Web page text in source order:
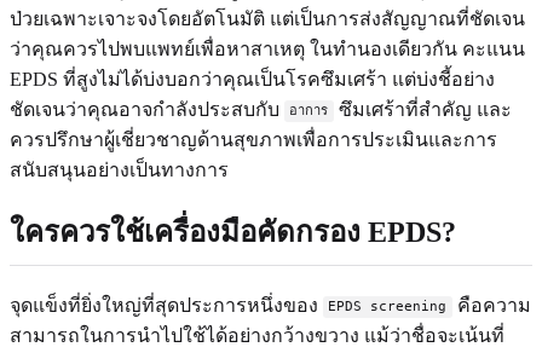
ป่วยเฉพาะเจาะจงโดยอัตโนมัติ แต่เป็นการส่งสัญญาณที่ชัดเจน
ว่าคุณควรไปพบแพทย์เพื่อหาสาเหตุ ในทำนองเดียวกัน คะแนน
EPDS ที่สูงไม่ได้บ่งบอกว่าคุณเป็นโรคซึมเศร้า แต่บ่งชี้อย่าง
ชัดเจนว่าคุณอาจกำลังประสบกับ
อาการ
ซึมเศร้าที่สำคัญ และ
ควรปรึกษาผู้เชี่ยวชาญด้านสุขภาพเพื่อการประเมินและการ
สนับสนุนอย่างเป็นทางการ
ใครควรใช้เครื่องมือคัดกรอง EPDS?
จุดแข็งที่ยิ่งใหญ่ที่สุดประการหนึ่งของ EPDS screening
คือความ
สามารถในการนำไปใช้ได้อย่างกว้างขวาง แม้ว่าชื่อจะเน้นที่